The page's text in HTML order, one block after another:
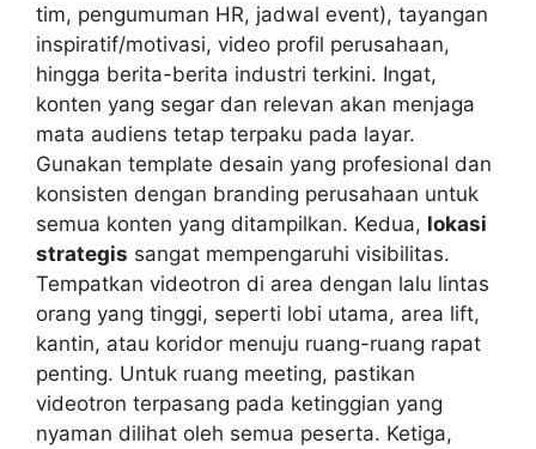
tim, pengumuman HR, jadwal event), tayangan
inspiratif/motivasi, video profil perusahaan,
hingga berita-berita industri terkini. Ingat,
konten yang segar dan relevan akan menjaga
mata audiens tetap terpaku pada layar.
Gunakan template desain yang profesional dan
konsisten dengan branding perusahaan untuk
semua konten yang ditampilkan. Kedua, lokasi
strategis sangat mempengaruhi visibilitas.
Tempatkan videotron di area dengan lalu lintas
orang yang tinggi, seperti lobi utama, area lift,
kantin, atau koridor menuju ruang-ruang rapat
penting. Untuk ruang meeting, pastikan
videotron terpasang pada ketinggian yang
nyaman dilihat oleh semua peserta. Ketiga,